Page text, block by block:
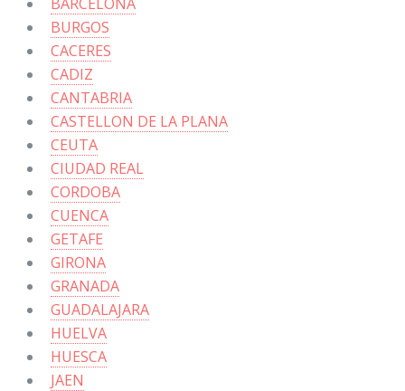
BURGOS
CACERES
CADIZ
CANTABRIA
CASTELLON DE LA PLANA
CEUTA
CIUDAD REAL
CORDOBA
CUENCA
GETAFE
GIRONA
GRANADA
GUADALAJARA
HUELVA
HUESCA
JAEN